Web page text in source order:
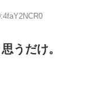
うだけ。